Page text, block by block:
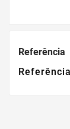
Referência